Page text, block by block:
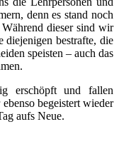
denn es stand noch
dieser sind wir
diejenigen bestrafte, die
speisten – auch das
erschöpft und fallen
begeistert wieder
aufs Neue.